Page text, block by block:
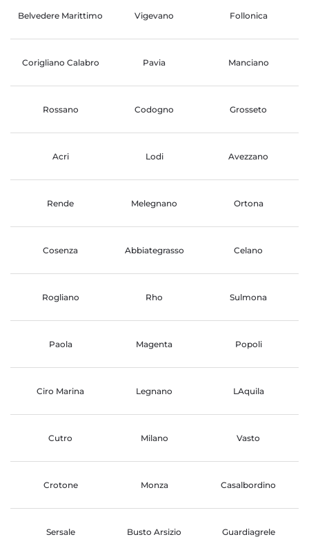
Belvedere Marittimo Vigevano Follonica
Corigliano Calabro Pavia Manciano
Rossano Codogno Grosseto
Acri Lodi Avezzano
Rende Melegnano Ortona
Cosenza Abbiategrasso Celano
Rogliano Rho Sulmona
Paola Magenta Popoli
Ciro Marina Legnano LAquila
Cutro Milano Vasto
Crotone Monza Casalbordino
Sersale Busto Arsizio Guardiagrele